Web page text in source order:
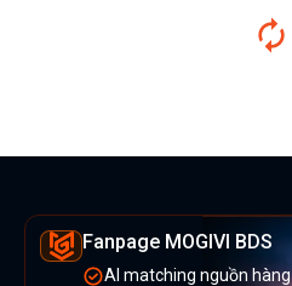
Fanpage MOGIVI BDS
AI matching nguồn hàng